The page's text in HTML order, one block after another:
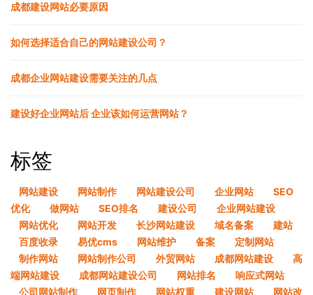
成都建设网站必要原因
如何选择适合自己的网站建设公司？
成都企业网站建设需要关注的几点
建设好企业网站后 企业该如何运营网站？
标签
网站建设 网站制作 网站建设公司 企业网站
SEO
优化
做网站 SEO排名 建设公司
企业网站建设
网站优化
网站开发 长沙网站建设 域名备案
建站
百度收录
易优cms 网站维护 备案
定制网站
制作网站
网站制作公司 外贸网站 成都网站建设
高
端网站建设
成都网站建设公司 网站排名
响应式网站
公司网站制作
网页制作 网站权重 建设网站
网站改